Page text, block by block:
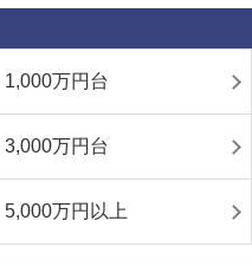
1,000万円台
3,000万円台
5,000万円以上